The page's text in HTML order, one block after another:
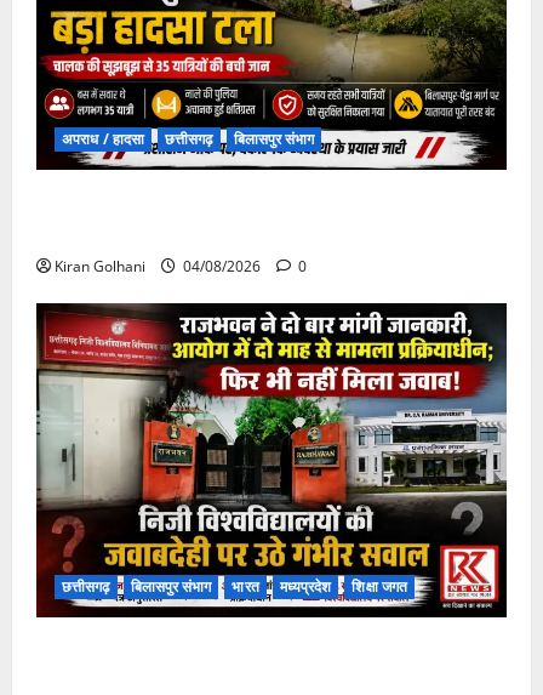
अपराध / हादसा छत्तीसगढ़ बिलासपुर संभाग
Kiran Golhani 04/08/2026 0
छत्तीसगढ़ बिलासपुर संभाग भारत मध्यप्रदेश शिक्षा जगत